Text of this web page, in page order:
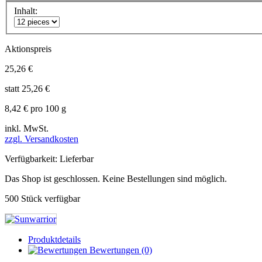
Inhalt:
Aktionspreis
25,26 €
statt 25,26 €
8,42 € pro 100 g
inkl. MwSt.
zzgl. Versandkosten
Verfügbarkeit: Lieferbar
Das Shop ist geschlossen. Keine Bestellungen sind möglich.
500 Stück verfügbar
Produktdetails
Bewertungen (0)